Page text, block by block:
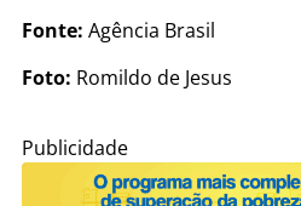
Fonte: Agência Brasil
Foto: Romildo de Jesus
Publicidade